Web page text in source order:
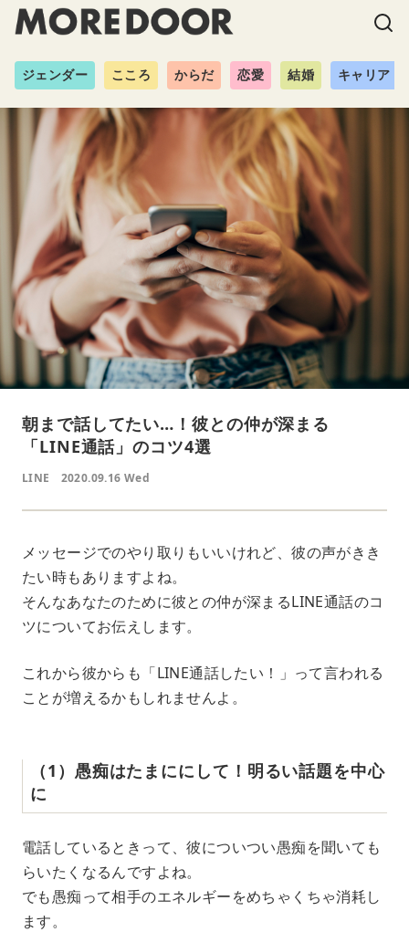
ジェンダー こころ からだ 恋愛 結婚 キャリア
朝まで話してたい…！彼との仲が深まる
「LINE通話」のコツ4選
LINE 2020.09.16 Wed
メッセージでのやり取りもいいけれど、彼の声がきき
たい時もありますよね。
そんなあなたのために彼との仲が深まるLINE通話のコ
ツについてお伝えします。
これから彼からも「LINE通話したい！」って言われる
ことが増えるかもしれませんよ。
（1）愚痴はたまににして！明るい話題を中心
に
電話しているときって、彼についつい愚痴を聞いても
らいたくなるんですよね。
でも愚痴って相手のエネルギーをめちゃくちゃ消耗し
ます。